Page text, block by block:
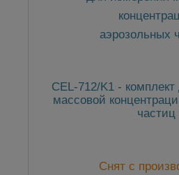
CEL-712/K1 -
массовой
частиц
Снят с